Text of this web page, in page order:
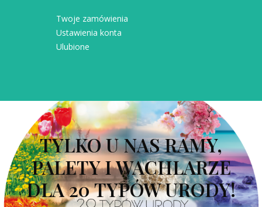
Twoje zamówienia
Ustawienia konta
Ulubione
TYLKO U NAS RAMY,
PALETY I WACHLARZE
DLA 20 TYPÓW URODY!